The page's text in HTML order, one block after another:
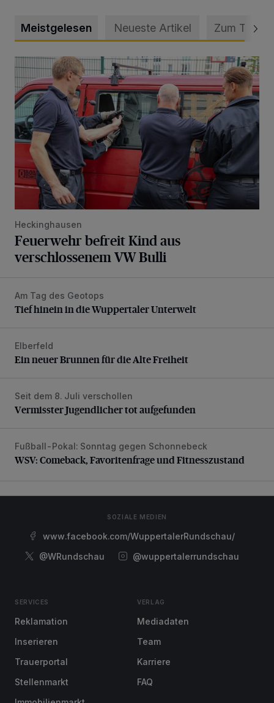
Meistgelesen Neueste Artikel Zum Thema
Feuerwehr befreit Kind aus verschlossenem VW Bulli
Heckinghausen
Feuerwehr befreit Kind aus
verschlossenem VW Bulli
Tief hinein in die Wuppertaler Unterwelt
Am Tag des Geotops
Tief hinein in die Wuppertaler Unterwelt
Ein neuer Brunnen für die Alte Freiheit
Elberfeld
Ein neuer Brunnen für die Alte Freiheit
Vermisster Jugendlicher tot aufgefunden
Seit dem 8. Juli verschollen
Vermisster Jugendlicher tot aufgefunden
WSV: Comeback, Favoritenfrage und Fitnesszustand
Fußball-Pokal: Sonntag gegen Schonnebeck
WSV: Comeback, Favoritenfrage und Fitnesszustand
SOZIALE MEDIEN
www.facebook.com/WuppertalerRundschau/
@WRundschau
@wuppertalerrundschau
SERVICES
Reklamation
Inserieren
Trauerportal
Stellenmarkt
VERLAG
Mediadaten
Team
Karriere
FAQ